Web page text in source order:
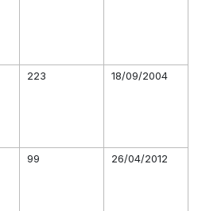
223 18/09/2004
99 26/04/2012